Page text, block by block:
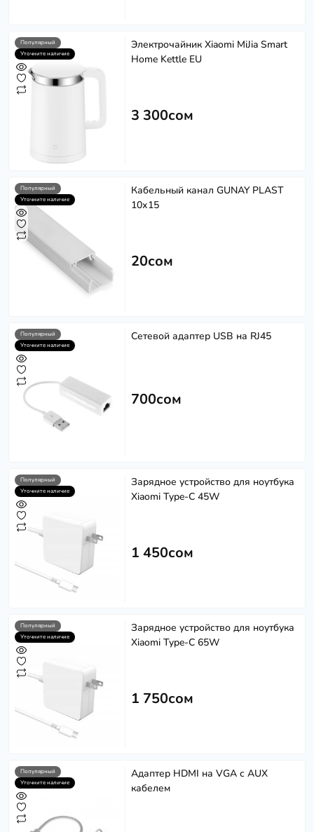
Популярный
Уточните наличие
Электрочайник Xiaomi MiJia Smart
Home Kettle EU
3 300сом
Популярный
Уточните наличие
Кабельный канал GUNAY PLAST
10х15
20сом
Популярный
Уточните наличие
Сетевой адаптер USB на RJ45
700сом
Популярный
Уточните наличие
Зарядное устройство для ноутбука
Xiaomi Type-C 45W
1 450сом
Популярный
Уточните наличие
Зарядное устройство для ноутбука
Xiaomi Type-C 65W
1 750сом
Популярный
Уточните наличие
Адаптер HDMI на VGA с AUX
кабелем